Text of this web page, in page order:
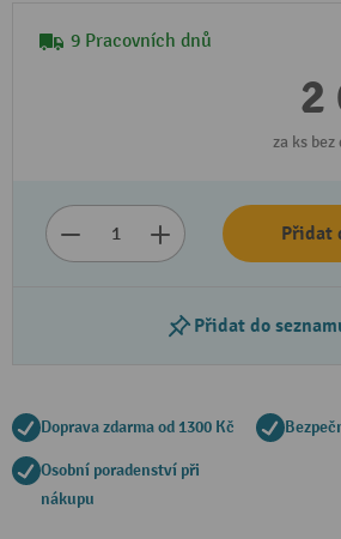
Přehrát video
9 Pracovních dnů
2
za ks
Přidat
Přidat do
Doprava zdarma od 1300 Kč
Osobní poradenství při
nákupu